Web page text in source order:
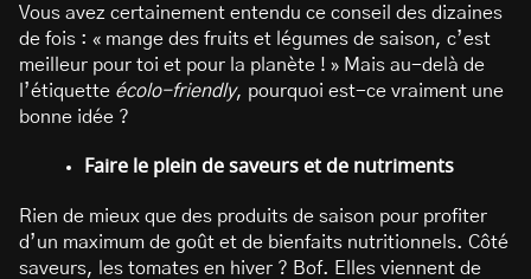
Vous avez certainement entendu ce conseil des dizaines
de fois : « mange des fruits et légumes de saison, c’est
meilleur pour toi et pour la planète ! » Mais au-delà de
l’étiquette écolo-friendly, pourquoi est-ce vraiment une
bonne idée ?
Faire le plein de saveurs et de nutriments
Rien de mieux que des produits de saison pour profiter
d’un maximum de goût et de bienfaits nutritionnels. Côté
saveurs, les tomates en hiver ? Bof. Elles viennent de